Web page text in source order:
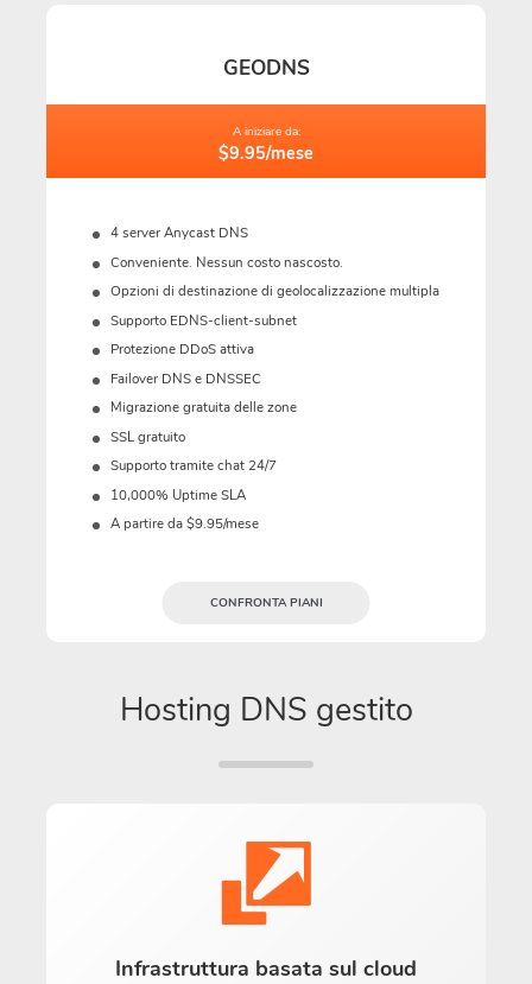
GEODNS
A iniziare da:
$9.95/mese
4 server Anycast DNS
Conveniente. Nessun costo nascosto.
Opzioni di destinazione di geolocalizzazione multipla
Supporto EDNS-client-subnet
Protezione DDoS attiva
Failover DNS e DNSSEC
Migrazione gratuita delle zone
SSL gratuito
Supporto tramite chat 24/7
10,000% Uptime SLA
A partire da $9.95/mese
CONFRONTA PIANI
Hosting DNS gestito
Infrastruttura basata sul cloud